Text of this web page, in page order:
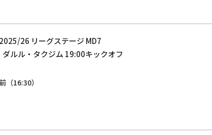
26 リーグステージ MD7
ルル・タクジム 19:00キックオフ
（16:30）